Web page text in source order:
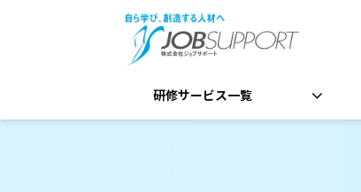
研修サービス一覧